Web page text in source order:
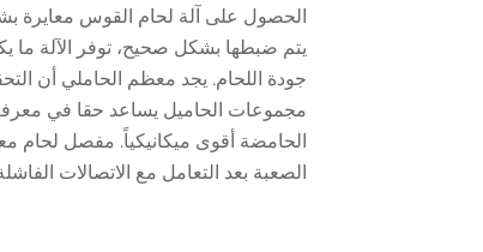
الحصول على آلة لحام القوس معايرة
يتم ضبطها بشكل صحيح، توفر الآلة
جودة اللحام. يجد معظم الحاملي أن
مجموعات الحاميل يساعد حقا في معرفة
الحامضة أقوى ميكانيكياً. مفصل
الصعبة بعد التعامل مع الاتصالات